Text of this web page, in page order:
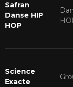
Safran
Danse HIP
HOP
Science
Exacte